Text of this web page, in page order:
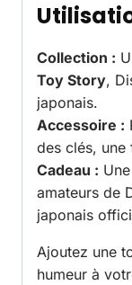
Collection :
Toy Story,
japonais.
Accessoire :
des clés, une
Cadeau :
amateurs de
japonais
Ajoutez une
humeur à